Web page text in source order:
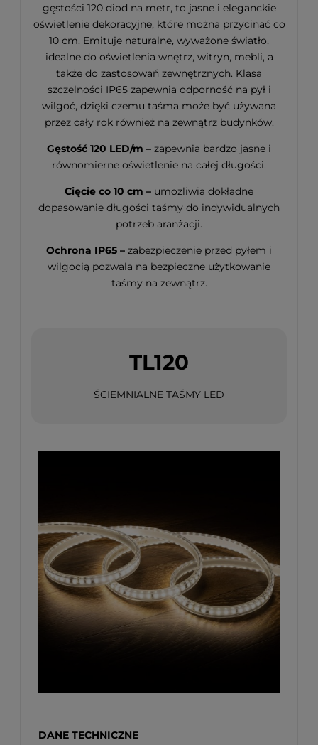
gęstości 120 diod na metr, to jasne i eleganckie
oświetlenie dekoracyjne, które można przycinać co
10 cm. Emituje naturalne, wyważone światło,
idealne do oświetlenia wnętrz, witryn, mebli, a
także do zastosowań zewnętrznych. Klasa
szczelności IP65 zapewnia odporność na pył i
wilgoć, dzięki czemu taśma może być używana
przez cały rok również na zewnątrz budynków.
Gęstość 120 LED/m – zapewnia bardzo jasne i
równomierne oświetlenie na całej długości.
Cięcie co 10 cm – umożliwia dokładne
dopasowanie długości taśmy do indywidualnych
potrzeb aranżacji.
Ochrona IP65 – zabezpieczenie przed pyłem i
wilgocią pozwala na bezpieczne użytkowanie
taśmy na zewnątrz.
TL120
ŚCIEMNIALNE TAŚMY LED
DANE TECHNICZNE